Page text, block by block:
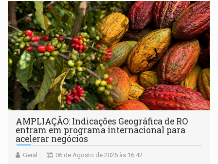
AMPLIAÇÃO: Indicações Geográfica de RO
entram em programa internacional para
acelerar negócios
Geral 06 de Agosto de 2026 às 16:42